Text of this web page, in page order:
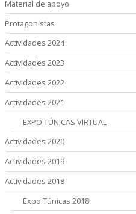
Material de apoyo
Protagonistas
Actividades 2024
Actividades 2023
Actividades 2022
Actividades 2021
EXPO TÚNICAS VIRTUAL
Actividades 2020
Actividades 2019
Actividades 2018
Expo Túnicas 2018